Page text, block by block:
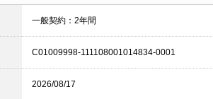
一般契約：2年間
C01009998-111108001014834-0001
2026/08/17